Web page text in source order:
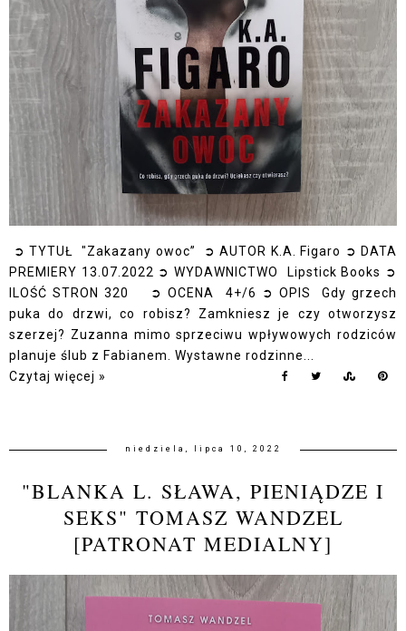
➲ TYTUŁ "Zakazany owoc” ➲ AUTOR K.A. Figaro ➲ DATA
PREMIERY 13.07.2022 ➲ WYDAWNICTWO Lipstick Books ➲
ILOŚĆ STRON 320 ➲ OCENA 4+/6 ➲ OPIS Gdy grzech
puka do drzwi, co robisz? Zamkniesz je czy otworzysz
szerzej? Zuzanna mimo sprzeciwu wpływowych rodziców
planuje ślub z Fabianem. Wystawne rodzinne...
Czytaj więcej »
niedziela, lipca 10, 2022
"BLANKA L. SŁAWA, PIENIĄDZE I
SEKS" TOMASZ WANDZEL
[PATRONAT MEDIALNY]